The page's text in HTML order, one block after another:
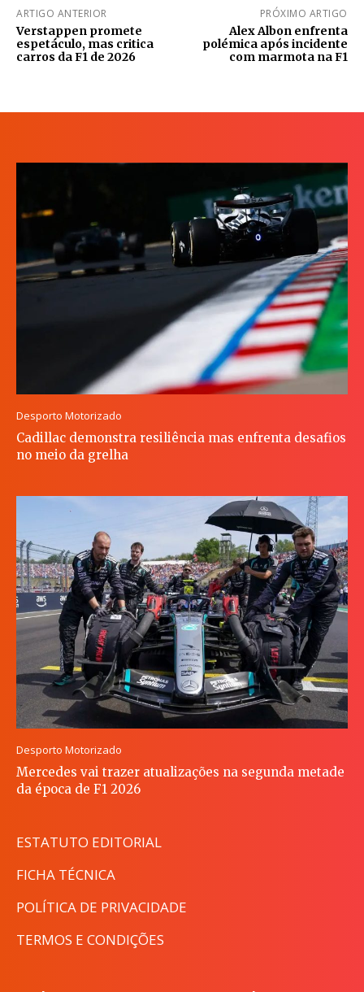
ARTIGO ANTERIOR
Verstappen promete
espetáculo, mas critica
carros da F1 de 2026
PRÓXIMO ARTIGO
Alex Albon enfrenta
polémica após incidente
com marmota na F1
Desporto Motorizado
Cadillac demonstra resiliência mas enfrenta desafios
no meio da grelha
Desporto Motorizado
Mercedes vai trazer atualizações na segunda metade
da época de F1 2026
ESTATUTO EDITORIAL
FICHA TÉCNICA
POLÍTICA DE PRIVACIDADE
TERMOS E CONDIÇÕES